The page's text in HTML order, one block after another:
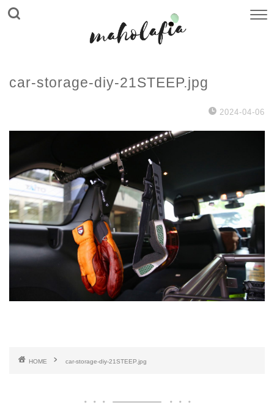
car-storage-diy-21STEEP.jpg
2024-04-06
HOME car-storage-diy-21STEEP.jpg